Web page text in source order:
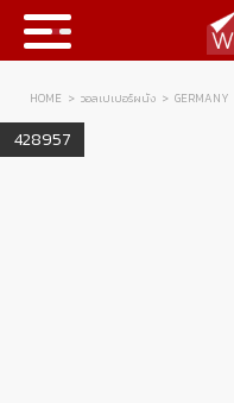
Collection
HOME วอลเปเปอร์ผนัง GERMANY
428957